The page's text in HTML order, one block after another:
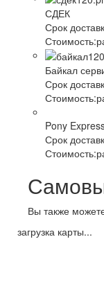
СДЕК
Срок
Стоимость:
Байкал
Срок
Стоимость:
Pony
Срок
Стоимость:
Вы также
загрузка карты...